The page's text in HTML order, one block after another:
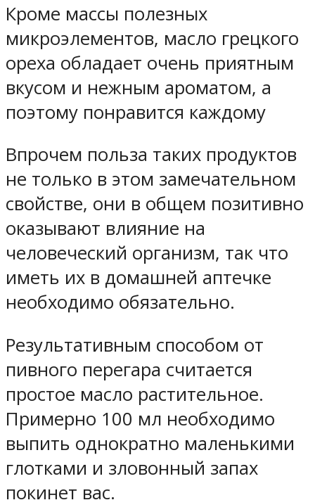
Кроме массы полезных
микроэлементов, масло грецкого
ореха обладает очень приятным
вкусом и нежным ароматом, а
поэтому понравится каждому
Впрочем польза таких продуктов
не только в этом замечательном
свойстве, они в общем позитивно
оказывают влияние на
человеческий организм, так что
иметь их в домашней аптечке
необходимо обязательно.
Результативным способом от
пивного перегара считается
простое масло растительное.
Примерно 100 мл необходимо
выпить однократно маленькими
глотками и зловонный запах
покинет вас.